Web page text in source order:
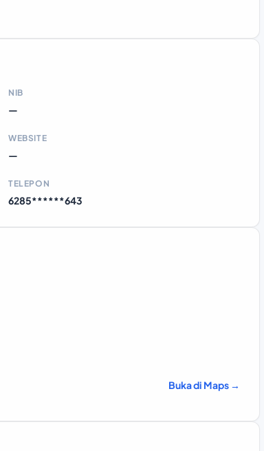
NIB
—
WEBSITE
—
TELEPON
6285******643
Buka di Maps →